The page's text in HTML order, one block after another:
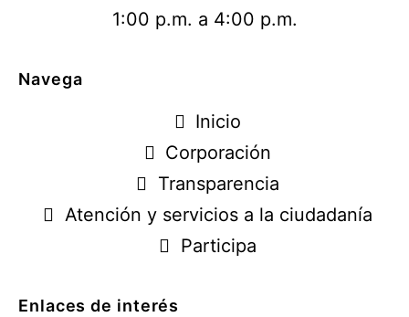
1:00 p.m. a 4:00 p.m.
Navega
Inicio
Corporación
Transparencia
Atención y servicios a la ciudadanía
Participa
Enlaces de interés